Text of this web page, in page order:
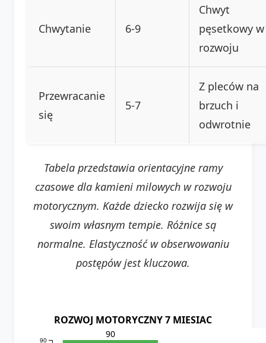
Chwytanie 6-9
Chwyt
pęsetkowy w
rozwoju
Przewracanie
się
5-7
Z pleców na
brzuch i
odwrotnie
Tabela przedstawia orientacyjne ramy
czasowe dla kamieni milowych w rozwoju
motorycznym. Każde dziecko rozwija się w
swoim własnym tempie. Różnice są
normalne. Elastyczność w obserwowaniu
postępów jest kluczowa.
ROZWOJ MOTORYCZNY 7 MIESIAC
90
90